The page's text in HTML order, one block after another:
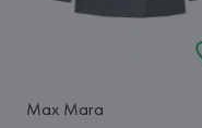
Max Mara